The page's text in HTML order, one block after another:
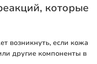
которые
возникнуть, если кожа
другие компоненты в